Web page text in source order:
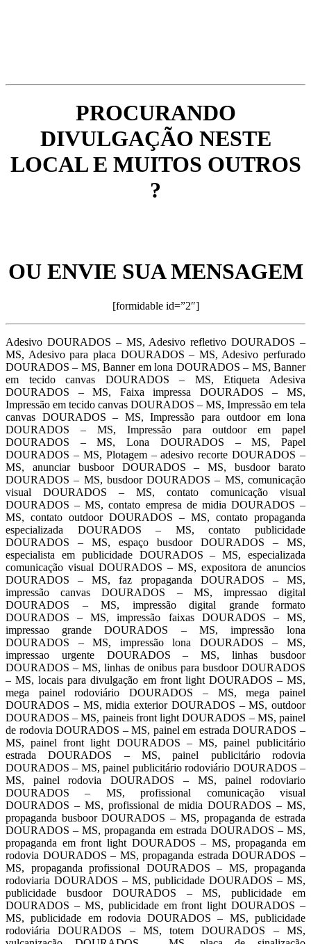
PROCURANDO
DIVULGAÇÃO NESTE
LOCAL E MUITOS OUTROS
?
OU ENVIE SUA MENSAGEM
[formidable id=”2″]
Adesivo DOURADOS – MS, Adesivo refletivo DOURADOS –
MS, Adesivo para placa DOURADOS – MS, Adesivo perfurado
DOURADOS – MS, Banner em lona DOURADOS – MS, Banner
em tecido canvas DOURADOS – MS, Etiqueta Adesiva
DOURADOS – MS, Faixa impressa DOURADOS – MS,
Impressão em tecido canvas DOURADOS – MS, Impressão em tela
canvas DOURADOS – MS, Impressão para outdoor em lona
DOURADOS – MS, Impressão para outdoor em papel
DOURADOS – MS, Lona DOURADOS – MS, Papel
DOURADOS – MS, Plotagem – adesivo recorte DOURADOS –
MS, anunciar busboor DOURADOS – MS, busdoor barato
DOURADOS – MS, busdoor DOURADOS – MS, comunicação
visual DOURADOS – MS, contato comunicação visual
DOURADOS – MS, contato empresa de midia DOURADOS –
MS, contato outdoor DOURADOS – MS, contato propaganda
especializada DOURADOS – MS, contato publicidade
DOURADOS – MS, espaço busdoor DOURADOS – MS,
especialista em publicidade DOURADOS – MS, especializada
comunicação visual DOURADOS – MS, expositora de anuncios
DOURADOS – MS, faz propaganda DOURADOS – MS,
impressão canvas DOURADOS – MS, impressao digital
DOURADOS – MS, impressão digital grande formato
DOURADOS – MS, impressão faixas DOURADOS – MS,
impressao grande DOURADOS – MS, impressão lona
DOURADOS – MS, impressão lona DOURADOS – MS,
impressao urgente DOURADOS – MS, linhas busdoor
DOURADOS – MS, linhas de onibus para busdoor DOURADOS
– MS, locais para divulgação em front light DOURADOS – MS,
mega painel rodoviário DOURADOS – MS, mega painel
DOURADOS – MS, midia exterior DOURADOS – MS, outdoor
DOURADOS – MS, paineis front light DOURADOS – MS, painel
de rodovia DOURADOS – MS, painel em estrada DOURADOS –
MS, painel front light DOURADOS – MS, painel publicitário
estrada DOURADOS – MS, painel publicitário rodovia
DOURADOS – MS, painel publicitário rodoviário DOURADOS –
MS, painel rodovia DOURADOS – MS, painel rodoviario
DOURADOS – MS, profissional comunicação visual
DOURADOS – MS, profissional de midia DOURADOS – MS,
propaganda busboor DOURADOS – MS, propaganda de estrada
DOURADOS – MS, propaganda em estrada DOURADOS – MS,
propaganda em front light DOURADOS – MS, propaganda em
rodovia DOURADOS – MS, propaganda estrada DOURADOS –
MS, propaganda profissional DOURADOS – MS, propaganda
rodoviaria DOURADOS – MS, publicidade DOURADOS – MS,
publicidade busdoor DOURADOS – MS, publicidade em
DOURADOS – MS, publicidade em front light DOURADOS –
MS, publicidade em rodovia DOURADOS – MS, publicidade
rodoviária DOURADOS – MS, totem DOURADOS – MS,